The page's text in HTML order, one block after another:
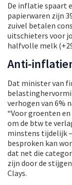
De inflatie spaart
papierwaren zijn
zuivel betalen
uitschieters voor
halfvolle melk
Anti-
Dat minister van
verhogen van 6%
“Voor groenten
om de btw te
minstens tijdelijk
besproken kan
dat net die
zijn door de
Clays.